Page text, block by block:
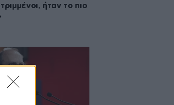
ήταν το πιο